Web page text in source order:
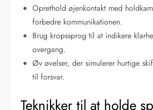
Oprethold øjenkontakt med
forbedre kommunikationen.
Brug kropssprog til at indikere
overgang.
Øv øvelser, der simulerer hurtige
til forsvar.
Teknikker til at holde